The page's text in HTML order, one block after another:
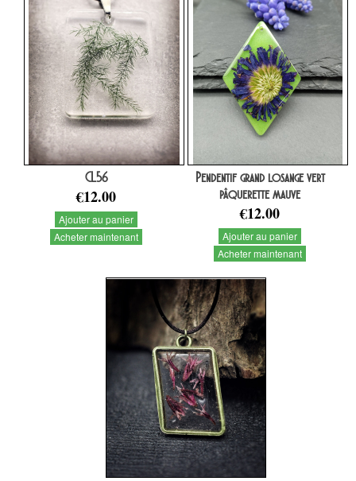
CL56
€12.00
Ajouter au panier
Acheter maintenant
Pendentif grand losange vert
pâquerette mauve
€12.00
Ajouter au panier
Acheter maintenant